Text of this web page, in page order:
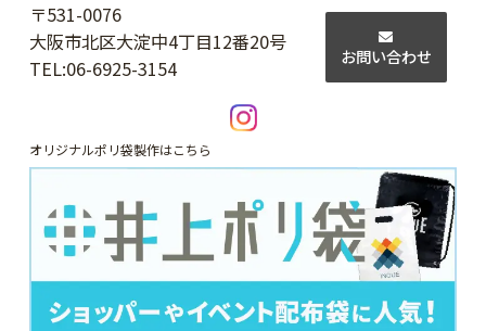
〒531-0076
大阪市北区大淀中4丁目12番20号
TEL:06-6925-3154
お問い合わせ
オリジナルポリ袋製作はこちら